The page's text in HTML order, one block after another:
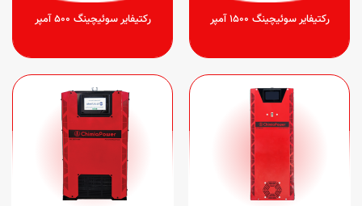
رکتیفایر سوئیچینگ 1500 آمپر رکتیفایر سوئیچینگ 500 آمپر